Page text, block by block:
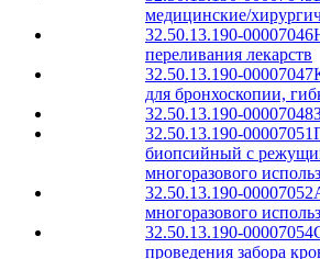
медицинские/
32.50.13.190-00007046
переливания лекарств
32.50.13.190-00007047
для бронхоскопии,
32.50.13.190-00007048
32.50.13.190-00007051
биопсийный с
многоразового
32.50.13.190-00007052
многоразового
32.50.13.190-00007054
проведения забора